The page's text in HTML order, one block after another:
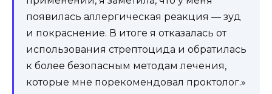
появилась аллергическая реакция — зуд
и покраснение. В итоге я отказалась от
использования стрептоцида и обратилась
к более безопасным методам лечения,
которые мне порекомендовал проктолог.»